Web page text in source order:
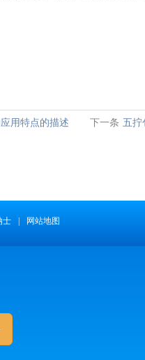
用特点的描述 下一条 五拧
士 网站地图